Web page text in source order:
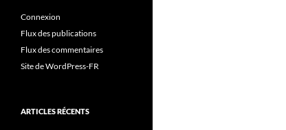
Connexion
Flux des publications
Flux des commentaires
Site de WordPress-FR
ARTICLES RÉCENTS